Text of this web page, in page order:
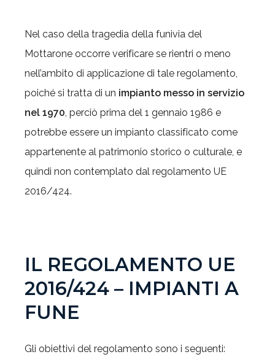
Nel caso della tragedia della funivia del
Mottarone occorre verificare se rientri o meno
nell’ambito di applicazione di tale regolamento,
poiché si tratta di un impianto messo in servizio
nel 1970, perciò prima del 1 gennaio 1986 e
potrebbe essere un impianto classificato come
appartenente al patrimonio storico o culturale, e
quindi non contemplato dal regolamento UE
2016/424.
IL REGOLAMENTO UE
2016/424 – IMPIANTI A
FUNE
Gli obiettivi del regolamento sono i seguenti: